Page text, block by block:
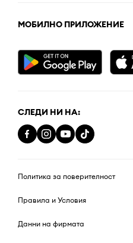
МОБИЛНО ПРИЛОЖЕНИЕ
СЛЕДИ НИ НА:
Политика за поверителност
Правила и Условия
Данни на фирмата